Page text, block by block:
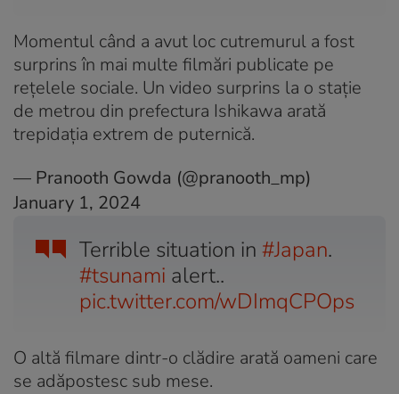
Momentul când a avut loc cutremurul a fost
surprins în mai multe filmări publicate pe
rețelele sociale. Un video surprins la o stație
de metrou din prefectura Ishikawa arată
trepidația extrem de puternică.
Terrible situation in #Japan.
#tsunami alert..
pic.twitter.com/wDImqCPOps
— Pranooth Gowda (@pranooth_mp)
January 1, 2024
O altă filmare dintr-o clădire arată oameni care
se adăpostesc sub mese.